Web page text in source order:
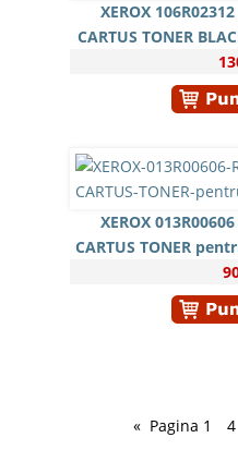
XEROX
CARTUS TONER
XEROX
CARTUS TONER
« Pagina 1 4